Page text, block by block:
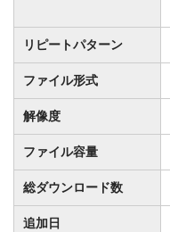
リピートパターン
ファイル形式
解像度
ファイル容量
総ダウンロード数
追加日